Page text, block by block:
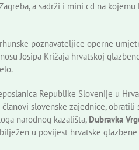
a sadrži i mini cd na
poznavateljice operne
Josipa Križaja hrvatskoj
Republike Slovenije u
slovenske zajednice, obratili
narodnog kazališta, Dubravka
u povijest hrvatske glazbene